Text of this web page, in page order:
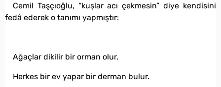
Cemil Taşçıoğlu, “kuşlar acı çekmesin” diye kendisini
fedâ ederek o tanımı yapmıştır:
Ağaçlar dikilir bir orman olur,
Herkes bir ev yapar bir derman bulur.